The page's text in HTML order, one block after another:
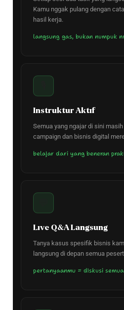
Kamu nggak pulang dengan
hasil kerja.
langsung gas, bukan numpuk
Instruktur Aktif
Semua yang ngajar di sini
campaign dan bisnis digital
belajar dari yang beneran
Live Q&A Langsung
Tanya kasus spesifik bisnis
langsung di depan semua
pertanyaanmu = diskusi semua